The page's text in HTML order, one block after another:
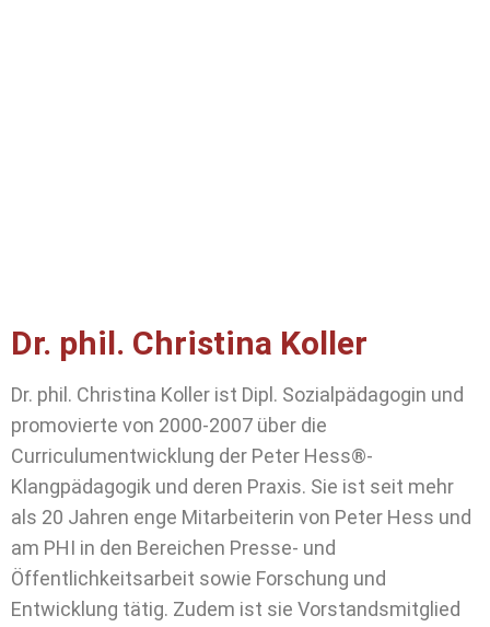
Dr. phil. Christina Koller
Dr. phil. Christina Koller ist Dipl. Sozialpädagogin und
promovierte von 2000-2007 über die
Curriculumentwicklung der Peter Hess®-
Klangpädagogik und deren Praxis. Sie ist seit mehr
als 20 Jahren enge Mitarbeiterin von Peter Hess und
am PHI in den Bereichen Presse- und
Öffentlichkeitsarbeit sowie Forschung und
Entwicklung tätig. Zudem ist sie Vorstandsmitglied